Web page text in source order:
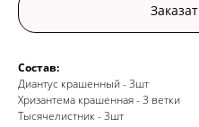
Состав:
Диантус крашенный - 3шт
Хризантема крашенная - 3 ветки
Тысячелистник - 3шт